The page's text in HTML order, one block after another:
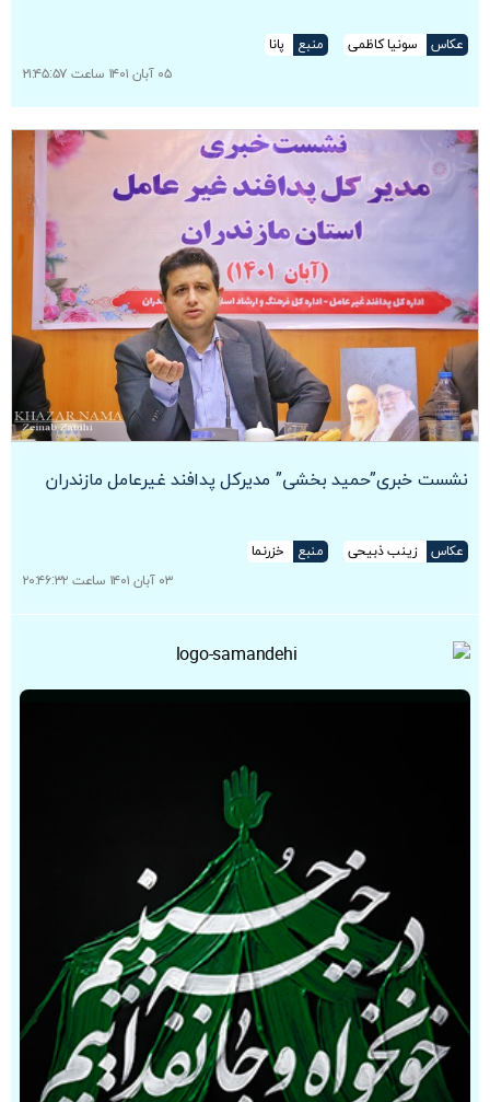
عکاس سونیا کاظمی منبع
پانا
۰۵ آبان ۱۴۰۱ ساعت ۲۱:۴۵:۵۷
نشست خبری”حمید بخشی” مدیرکل پدافند غیرعامل مازندران
عکاس زینب ذبیحی منبع
خزرنما
۰۳ آبان ۱۴۰۱ ساعت ۲۰:۴۶:۳۲